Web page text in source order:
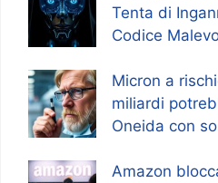
Tenta di
Codice
Micron a
miliardi
Oneida con
Amazon